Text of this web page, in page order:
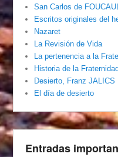
San Carlos de
Escritos originales del
Nazaret
La Revisión de Vida
La pertenencia a la
Historia de la Fraternidad
Desierto, Franz JALICS
El día de desierto
Entradas